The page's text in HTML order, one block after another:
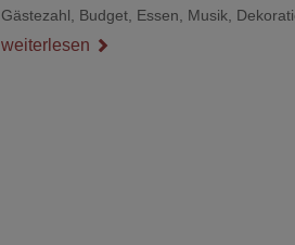
Gästezahl, Budget, Essen, Musik,
Dienstleister und Ablauf müssen
weiterlesen